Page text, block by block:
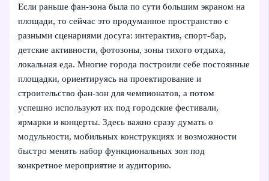
Если раньше фан-зона была по сути большим экраном на
площади, то сейчас это продуманное пространство с
разными сценариями досуга: интерактив, спорт-бар,
детские активности, фотозоны, зоны тихого отдыха,
локальная еда. Многие города построили себе постоянные
площадки, ориентируясь на проектирование и
строительство фан-зон для чемпионатов, а потом
успешно используют их под городские фестивали,
ярмарки и концерты. Здесь важно сразу думать о
модульности, мобильных конструкциях и возможности
быстро менять набор функциональных зон под
конкретное мероприятие и аудиторию.